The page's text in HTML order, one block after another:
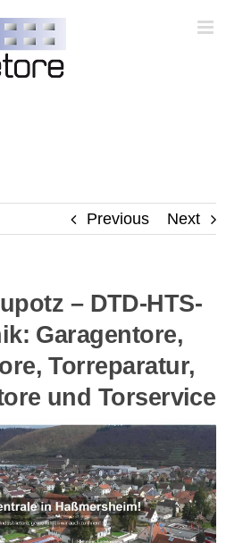
Previous Next
– DTD-HTS-
Garagentore,
Torreparatur,
und Torservice